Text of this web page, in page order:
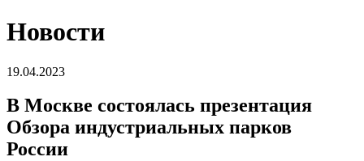
Новости
19.04.2023
В Москве состоялась презентация
Обзора индустриальных парков
России